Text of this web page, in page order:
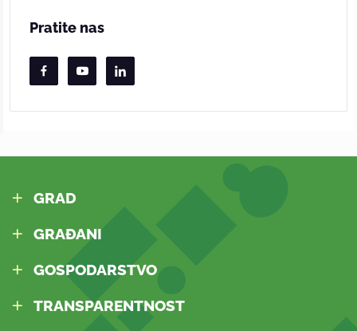
Pratite nas
GRAD
GRAĐANI
GOSPODARSTVO
TRANSPARENTNOST